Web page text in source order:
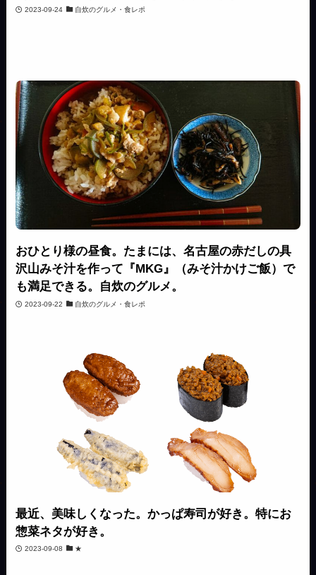
2023-09-24 自炊のグルメ・食レポ
おひとり様の昼食。たまには、名古屋の赤だしの具
沢山みそ汁を作って『MKG』（みそ汁かけご飯）で
も満足できる。自炊のグルメ。
2023-09-22 自炊のグルメ・食レポ
最近、美味しくなった。かっぱ寿司が好き。特にお
惣菜ネタが好き。
2023-09-08 ★